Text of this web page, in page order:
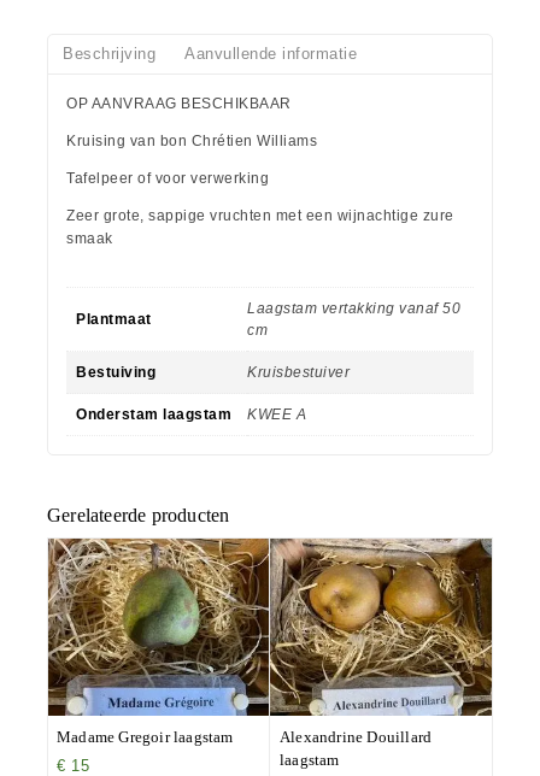
Beschrijving Aanvullende informatie
OP AANVRAAG BESCHIKBAAR
Kruising van bon Chrétien Williams
Tafelpeer of voor verwerking
Zeer grote, sappige vruchten met een wijnachtige zure
smaak
Plantmaat
Laagstam vertakking vanaf 50
cm
Bestuiving Kruisbestuiver
Onderstam laagstam KWEE A
Gerelateerde producten
Madame Gregoir laagstam
€ 15
Alexandrine Douillard
laagstam